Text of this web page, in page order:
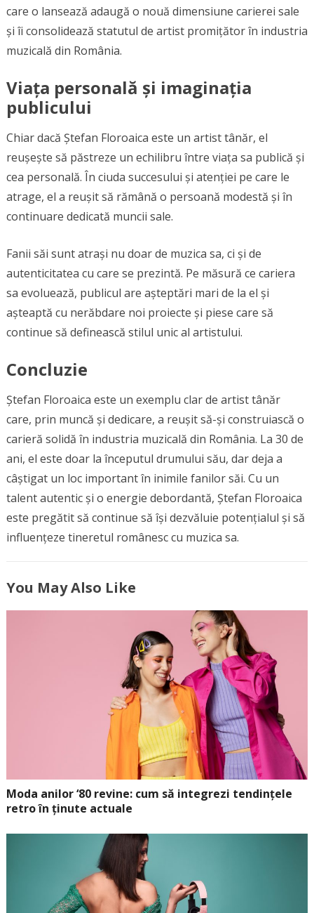
care o lansează adaugă o nouă dimensiune carierei sale
și îi consolidează statutul de artist promițător în industria
muzicală din România.
Viața personală și imaginația
publicului
Chiar dacă Ștefan Floroaica este un artist tânăr, el
reușește să păstreze un echilibru între viața sa publică și
cea personală. În ciuda succesului și atenției pe care le
atrage, el a reușit să rămână o persoană modestă și în
continuare dedicată muncii sale.
Fanii săi sunt atrași nu doar de muzica sa, ci și de
autenticitatea cu care se prezintă. Pe măsură ce cariera
sa evoluează, publicul are așteptări mari de la el și
așteaptă cu nerăbdare noi proiecte și piese care să
continue să definească stilul unic al artistului.
Concluzie
Ștefan Floroaica este un exemplu clar de artist tânăr
care, prin muncă și dedicare, a reușit să-și construiască o
carieră solidă în industria muzicală din România. La 30 de
ani, el este doar la începutul drumului său, dar deja a
câștigat un loc important în inimile fanilor săi. Cu un
talent autentic și o energie debordantă, Ștefan Floroaica
este pregătit să continue să își dezvăluie potențialul și să
influențeze tineretul românesc cu muzica sa.
You May Also Like
Moda anilor ‘80 revine: cum să integrezi tendințele
retro în ținute actuale